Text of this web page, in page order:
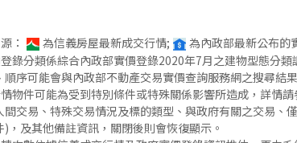
： 為信義房屋最新成交行情; 為內政部最新公布的
錄分類係綜合內政部實價登錄2020年7月之建物型態分
順序可能會與內政部不動產交易實價查詢服務網之搜尋結
物件可能為受到特別條件或特殊關係影響所造成，詳情
間交易、特殊交易情況及標的類型、與政府有關之交易
)，及其他備註資訊，關閉後則會恢復顯示。